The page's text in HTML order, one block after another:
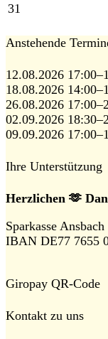
31
Anstehende
12.08.2026
18.08.2026
26.08.2026
02.09.2026
09.09.2026
Ihre Unterstützung
Herzlichen 🫶
Sparkasse Ansbach
IBAN DE77 7655
Giropay QR-Code
Kontakt zu uns